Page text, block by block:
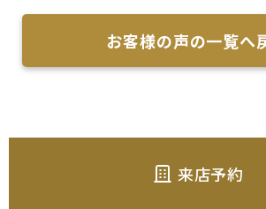
お客様の声の一覧へ
来店予約